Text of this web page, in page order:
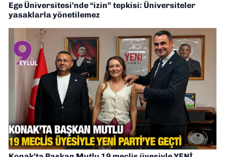
Ege Üniversitesi’nde “izin” tepkisi: Üniversiteler
yasaklarla yönetilemez